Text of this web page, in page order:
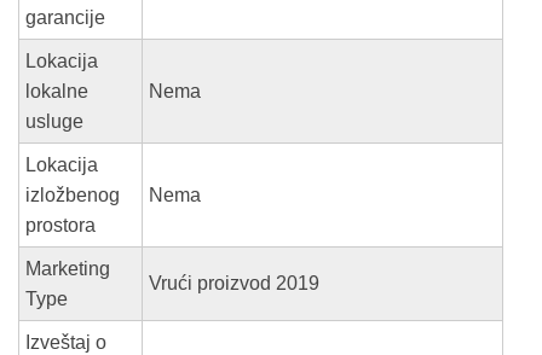
garancije
Lokacija
lokalne
usluge
Nema
Lokacija
izložbenog
prostora
Nema
Marketing
Type
Vrući proizvod 2019
Izveštaj o